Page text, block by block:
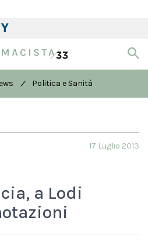
/ Politica e Sanità
17 Luglio 2013
a Lodi